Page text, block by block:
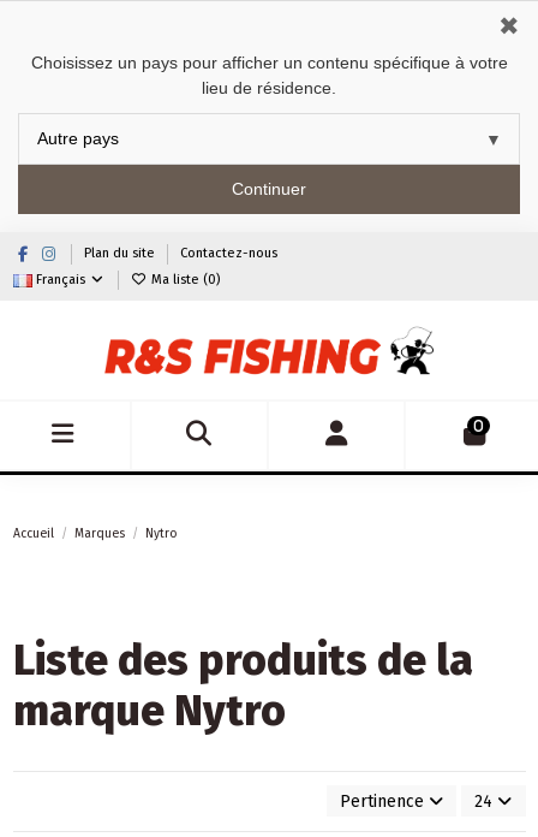
Choisissez un pays pour afficher un contenu spécifique à votre
lieu de résidence.
Continuer
✖
Plan du site
Contactez-nous
Français
Ma liste (0)
0
Accueil Marques Nytro
Liste des produits de la
marque Nytro
Pertinence 24